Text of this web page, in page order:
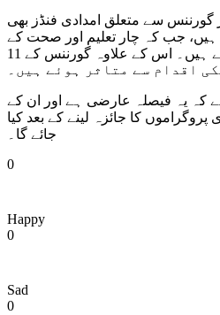
گورننس سے متعلق امدادی فنڈز بھی
جب کہ چار تعلیم اور صحت کے
چار منصوبے معطل کیے گئے ہیں۔ اس کے علاوہ گورننس کے 11
اقدام سے متاثر ہوئے ہیں۔
کہ یہ فیصلہ عارضی ہے اور ان کے
کا جائزہ لینے کے بعد کیا
جائے گا۔
0
Happy
0
Sad
0